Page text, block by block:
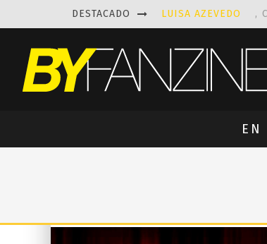
DESTACADO LUISA AZEVEDO ,
KAETHE BUTCHER
EN